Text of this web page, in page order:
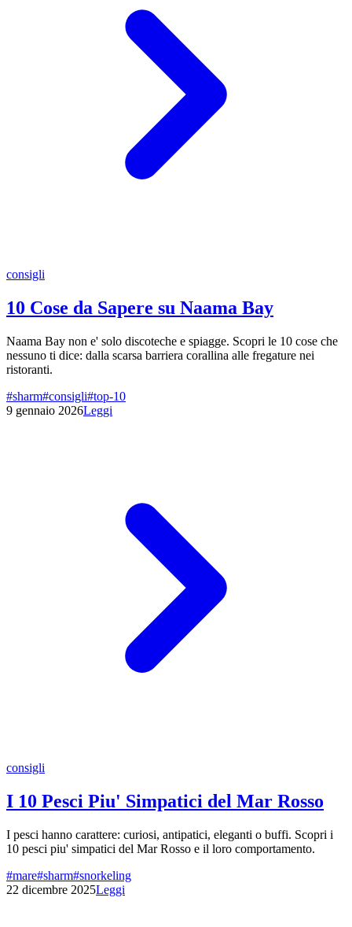
consigli
10 Cose da Sapere su Naama Bay
Naama Bay non e' solo discoteche e spiagge. Scopri le 10 cose che
nessuno ti dice: dalla scarsa barriera corallina alle fregature nei
ristoranti.
#sharm#consigli#top-10
9 gennaio 2026Leggi
consigli
I 10 Pesci Piu' Simpatici del Mar Rosso
I pesci hanno carattere: curiosi, antipatici, eleganti o buffi. Scopri i
10 pesci piu' simpatici del Mar Rosso e il loro comportamento.
#mare#sharm#snorkeling
22 dicembre 2025Leggi